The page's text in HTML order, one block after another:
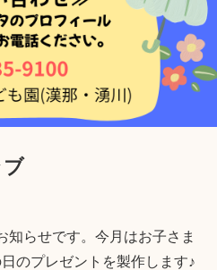
利用者の声
ーポリシー
知らせです。今月はお子さま
のプレゼントを製作します♪